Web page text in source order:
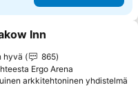
suosikkeihin
Inn
hyvä
865
Ergo Arena
arkkitehtoninen yhdistelmä